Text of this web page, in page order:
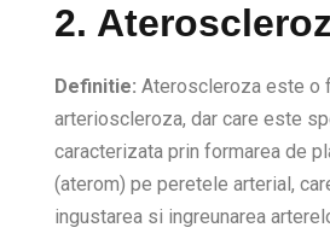
2.
Definitie: Ateroscleroza este o
arterioscleroza, dar care este
caracterizata prin formarea de
(aterom) pe peretele arterial,
ingustarea si ingreunarea